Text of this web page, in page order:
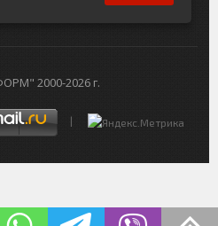
2000-2026 г.